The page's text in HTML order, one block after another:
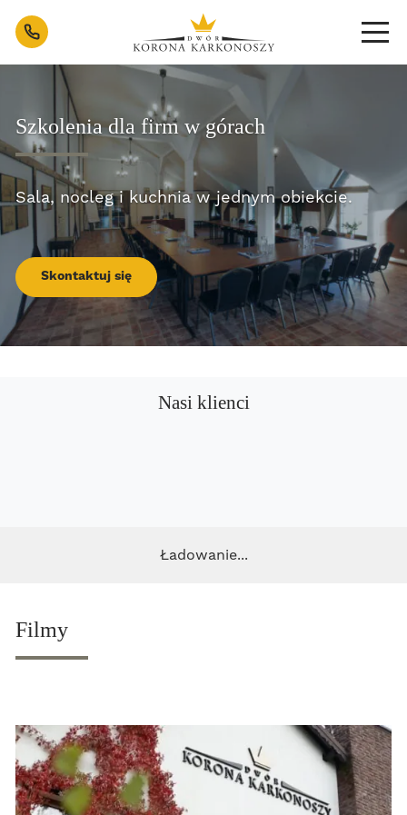
Szkolenia dla firm w górach
Sala, nocleg i kuchnia w jednym obiekcie.
Skontaktuj się
Nasi klienci
Ładowanie...
Filmy